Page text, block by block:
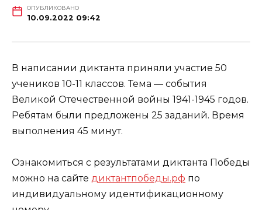
ОПУБЛИКОВАНО
10.09.2022 09:42
В написании диктанта приняли участие 50
учеников 10-11 классов. Тема — события
Великой Отечественной войны 1941-1945 годов.
Ребятам были предложены 25 заданий. Время
выполнения 45 минут.
Ознакомиться с результатами диктанта Победы
можно на сайте диктантпобеды.рф по
индивидуальному идентификационному